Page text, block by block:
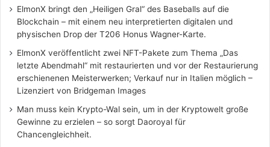
ElmonX bringt den „Heiligen Gral“ des Baseballs auf die
Blockchain – mit einem neu interpretierten digitalen und
physischen Drop der T206 Honus Wagner-Karte.
ElmonX veröffentlicht zwei NFT-Pakete zum Thema „Das
letzte Abendmahl“ mit restaurierten und vor der Restaurierung
erschienenen Meisterwerken; Verkauf nur in Italien möglich –
Lizenziert von Bridgeman Images
Man muss kein Krypto-Wal sein, um in der Kryptowelt große
Gewinne zu erzielen – so sorgt Daoroyal für
Chancengleichheit.